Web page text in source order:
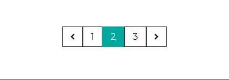
1 2 3